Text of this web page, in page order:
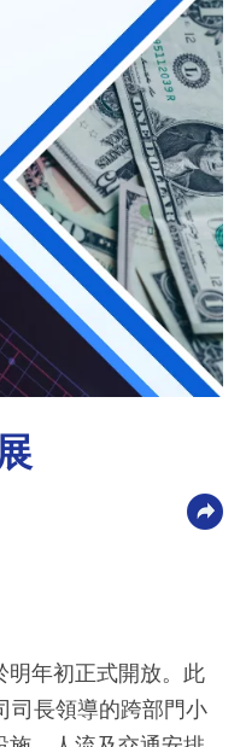
明年初正式開放。此
司長領導的跨部門小